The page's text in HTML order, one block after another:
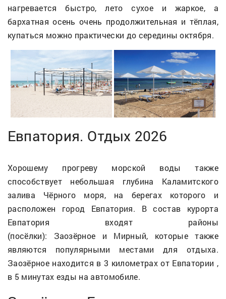
нагревается быстро, лето сухое и жаркое, а
бархатная осень очень продолжительная и тёплая,
купаться можно практически до середины октября.
Евпатория. Отдых 2026
Хорошему прогреву морской воды также
способствует небольшая глубина Каламитского
залива Чёрного моря, на берегах которого и
расположен город Евпатория. В состав курорта
Евпатория входят районы
(посёлки): Заозёрное и Мирный, которые также
являются популярными местами для отдыха.
Заозёрное находится в 3 километрах от Евпатории ,
в 5 минутах езды на автомобиле.